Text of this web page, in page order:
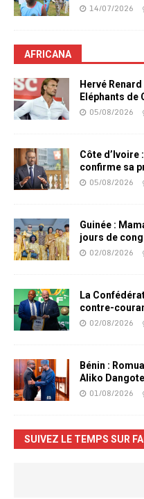
14/07/2026
AFRICANA
Hervé
Eléphants de
05/08/2026
Côte d’Ivoire
confirme sa
05/08/2026
Guinée :
jours de
02/08/2026
La
contre-
02/08/2026
Bénin :
Aliko Dangote
01/08/2026
SUIVEZ LE TEMPS SUR